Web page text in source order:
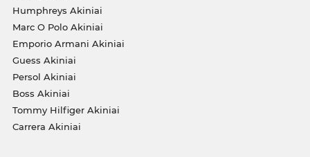
Humphreys Akiniai
Marc O Polo Akiniai
Emporio Armani Akiniai
Guess Akiniai
Persol Akiniai
Boss Akiniai
Tommy Hilfiger Akiniai
Carrera Akiniai